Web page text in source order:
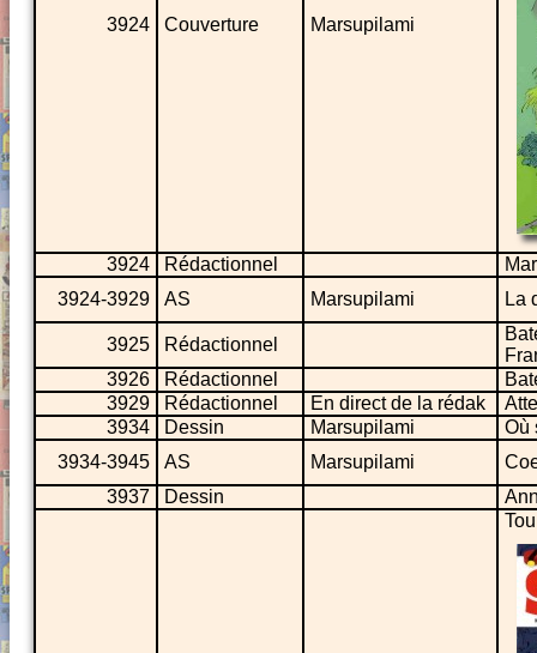
3924 Couverture Marsupilami
3924 Rédactionnel
3924-3929
AS Marsupilami La
3925 Rédactionnel
3926
Rédactionnel
3929
Rédactionnel En direct de la rédak
3934
Dessin Marsupilami
Où
3934-3945
AS Marsupilami
3937
Dessin